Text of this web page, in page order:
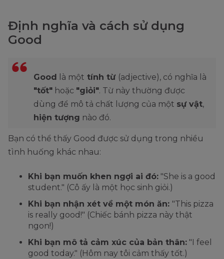
Định nghĩa và cách sử dụng
Good
Good là một tính từ (adjective), có nghĩa là
"tốt" hoặc "giỏi". Từ này thường được
dùng để mô tả chất lượng của một sự vật,
hiện tượng nào đó.
Bạn có thể thấy Good được sử dụng trong nhiều
tình huống khác nhau:
Khi bạn muốn khen ngợi ai đó: "She is a good
student." (Cô ấy là một học sinh giỏi.)
Khi bạn nhận xét về một món ăn: "This pizza
is really good!" (Chiếc bánh pizza này thật
ngon!)
Khi bạn mô tả cảm xúc của bản thân: "I feel
good today." (Hôm nay tôi cảm thấy tốt.)